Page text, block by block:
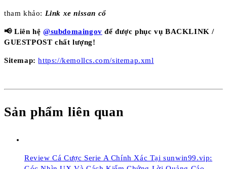
tham khảo: Link xe nissan cổ
📢 Liên hệ @subdomaingov để được phục vụ BACKLINK /
GUESTPOST chất lượng!
Sitemap: https://kemollcs.com/sitemap.xml
Sản phẩm liên quan
Review Cá Cược Serie A Chính Xác Tại sunwin99.vip: